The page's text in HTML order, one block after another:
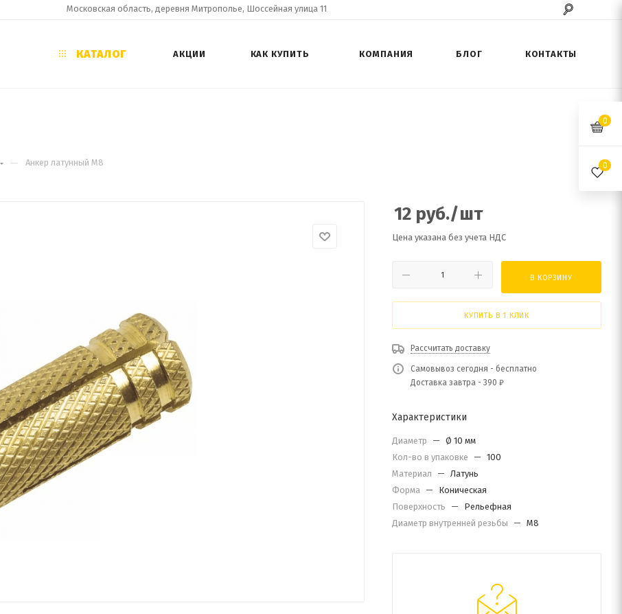
Московская область, деревня Митрополье, Шоссейная улица 11
КАТАЛОГ АКЦИИ КАК КУПИТЬ КОМПАНИЯ БЛОГ КОНТАКТЫ
— Анкер латунный М8
12 руб./шт
Цена указана без учета НДС
В КОРЗИНУ
КУПИТЬ В 1 КЛИК
Рассчитать доставку
Самовывоз сегодня - бесплатно
Доставка завтра - 390 ₽
Характеристики
Диаметр — Ø 10 мм
Кол-во в упаковке
— 100
Материал
— Латунь
Форма —
Коническая
Поверхность
—
Рельефная
Диаметр внутренней резьбы
— М8
0
0